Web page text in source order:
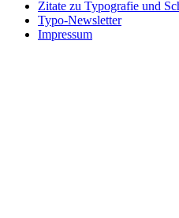
Zitate zu Typografie und
Typo-Newsletter
Impressum